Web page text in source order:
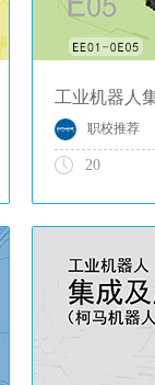
职校推荐
20